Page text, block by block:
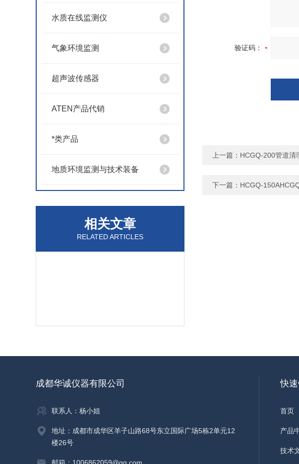
水质在线监测仪
气象环境监测
超声波传感器
ATEN产品代销
*类产品
地质环境监测与技术装备
相关文章
RELATED ARTICLES
验证码：
上一篇： HCGQ-200管道清
下一篇： HCGQ-
成都华诚仪器有限公司
联系人：杨小姐
地址：成都市成华区羊子山路68号东立国际广场5栋2单元12
楼26号
快
首页
产品
技术